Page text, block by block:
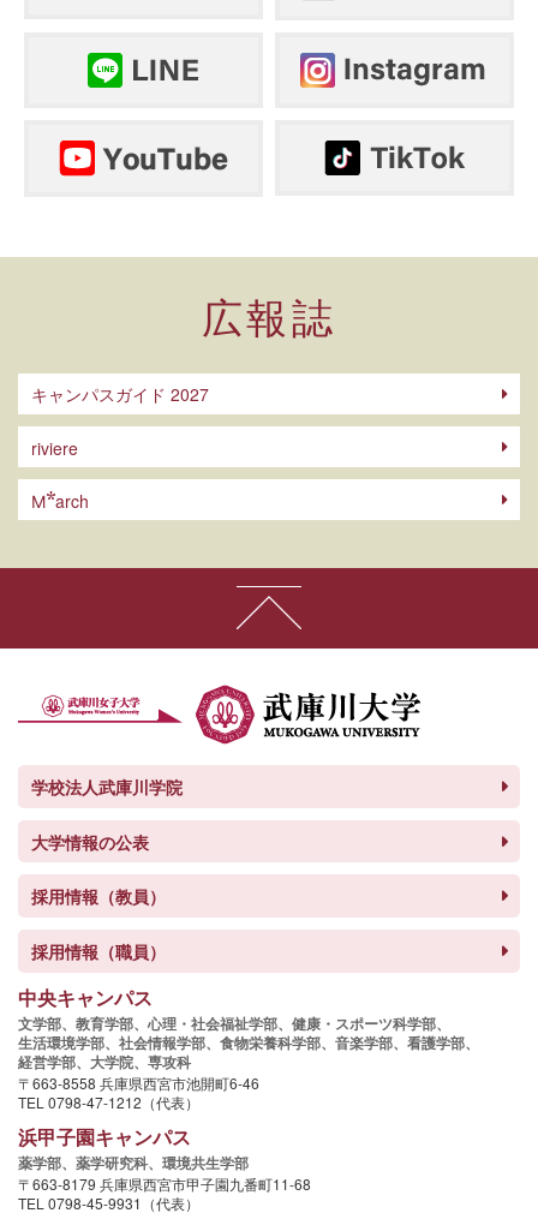
広報誌
キャンパスガイド 2027
riviere
M arch
学校法人武庫川学院
大学情報の公表
採用情報（教員）
採用情報（職員）
中央キャンパス
文学部、 教育学部、 心理・社会福祉学部、 健康・スポーツ科学部、
生活環境学部、 社会情報学部、 食物栄養科学部、 音楽学部、 看護学部、
経営学部、 大学院、 専攻科
〒663-8558 兵庫県西宮市池開町6-46
TEL 0798-47-1212（代表）
浜甲子園キャンパス
薬学部、 薬学研究科、 環境共生学部
〒663-8179 兵庫県西宮市甲子園九番町11-68
TEL 0798-45-9931（代表）